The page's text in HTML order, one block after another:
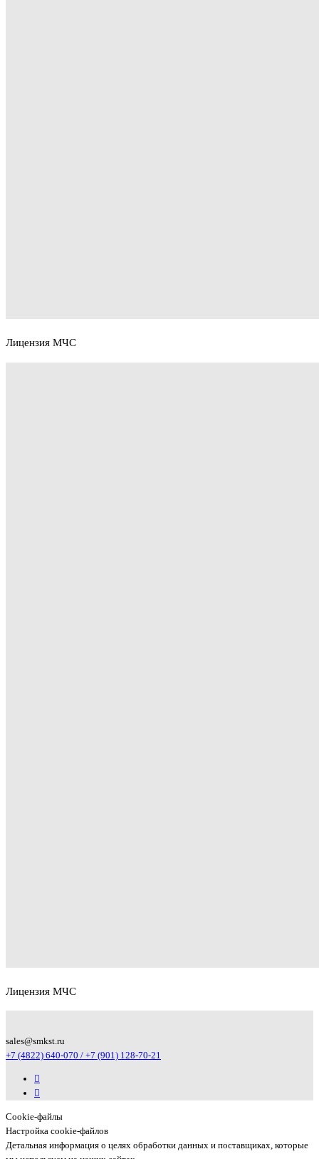
Лицензия МЧС
Лицензия МЧС
sales@smkst.ru
+7 (4822) 640-070 / +7 (901) 128-70-21
Cookie-файлы
Настройка cookie-файлов
Детальная информация о целях обработки данных и поставщиках, которые